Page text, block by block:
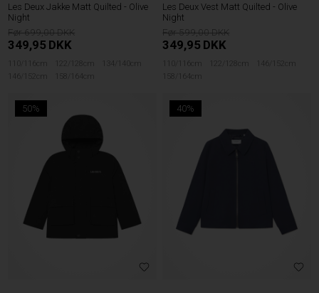
Les Deux Jakke Matt Quilted - Olive
Night
699,00
349,95 DKK
110/116cm 122/128cm
134/140cm
146/152cm
158/164cm
Les Deux Vest Matt Quilted - Olive
Night
599,00
349,95 DKK
110/116cm 122/128cm
146/152cm
158/164cm
50% 40%